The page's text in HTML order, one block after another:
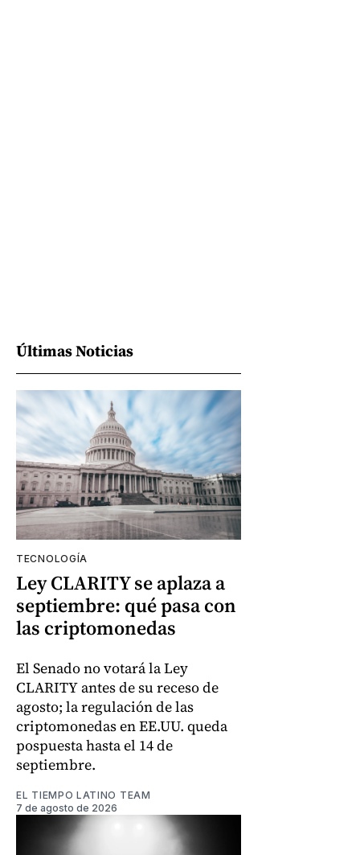
Últimas Noticias
TECNOLOGÍA
Ley CLARITY se aplaza a
septiembre: qué pasa con
las criptomonedas
El Senado no votará la Ley
CLARITY antes de su receso de
agosto; la regulación de las
criptomonedas en EE.UU. queda
pospuesta hasta el 14 de
septiembre.
EL TIEMPO LATINO TEAM
7 de agosto de 2026